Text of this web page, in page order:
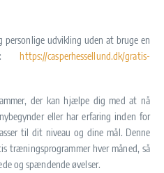
udvikling uden at bruge en
https://casperhessellund.dk/gratis-
der kan hjælpe dig med at nå
eller har erfaring inden for
til dit niveau og dine mål. Denne
træningsprogrammer hver måned, så
og spændende øvelser.